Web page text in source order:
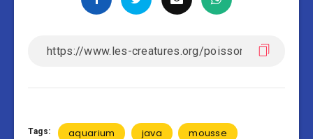
Tags: aquarium java mousse